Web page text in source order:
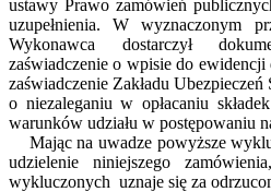
ustawy Prawo zamówień
uzupełnienia. W wyznaczonym
Wykonawca dostarczył
zaświadczenie o wpisie do ewidencji
zaświadczenie Zakładu Ubezpieczeń
o niezaleganiu w opłacaniu
warunków udziału w postępowaniu
Mając na uwadze powyższe
udzielenie niniejszego
wykluczonych uznaje się za